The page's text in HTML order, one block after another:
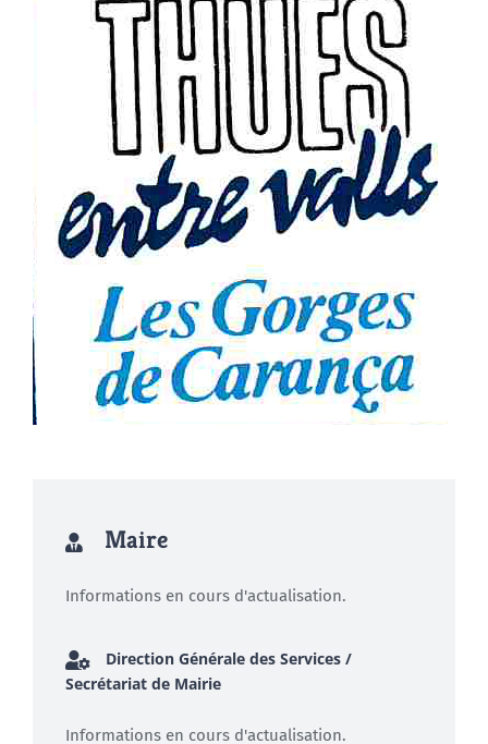
Maire
Informations en cours d'actualisation.
Direction Générale des Services /
Secrétariat de Mairie
Informations en cours d'actualisation.